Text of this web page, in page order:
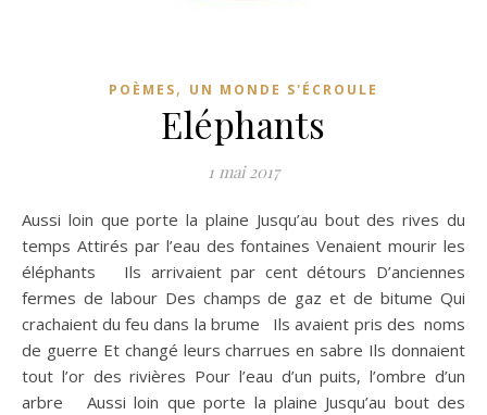
POÈMES, UN MONDE S'ÉCROULE
Eléphants
1 mai 2017
Aussi loin que porte la plaine Jusqu’au bout des rives du
temps Attirés par l’eau des fontaines Venaient mourir les
éléphants Ils arrivaient par cent détours D’anciennes
fermes de labour Des champs de gaz et de bitume Qui
crachaient du feu dans la brume Ils avaient pris des noms
de guerre Et changé leurs charrues en sabre Ils donnaient
tout l’or des rivières Pour l’eau d’un puits, l’ombre d’un
arbre Aussi loin que porte la plaine Jusqu’au bout des